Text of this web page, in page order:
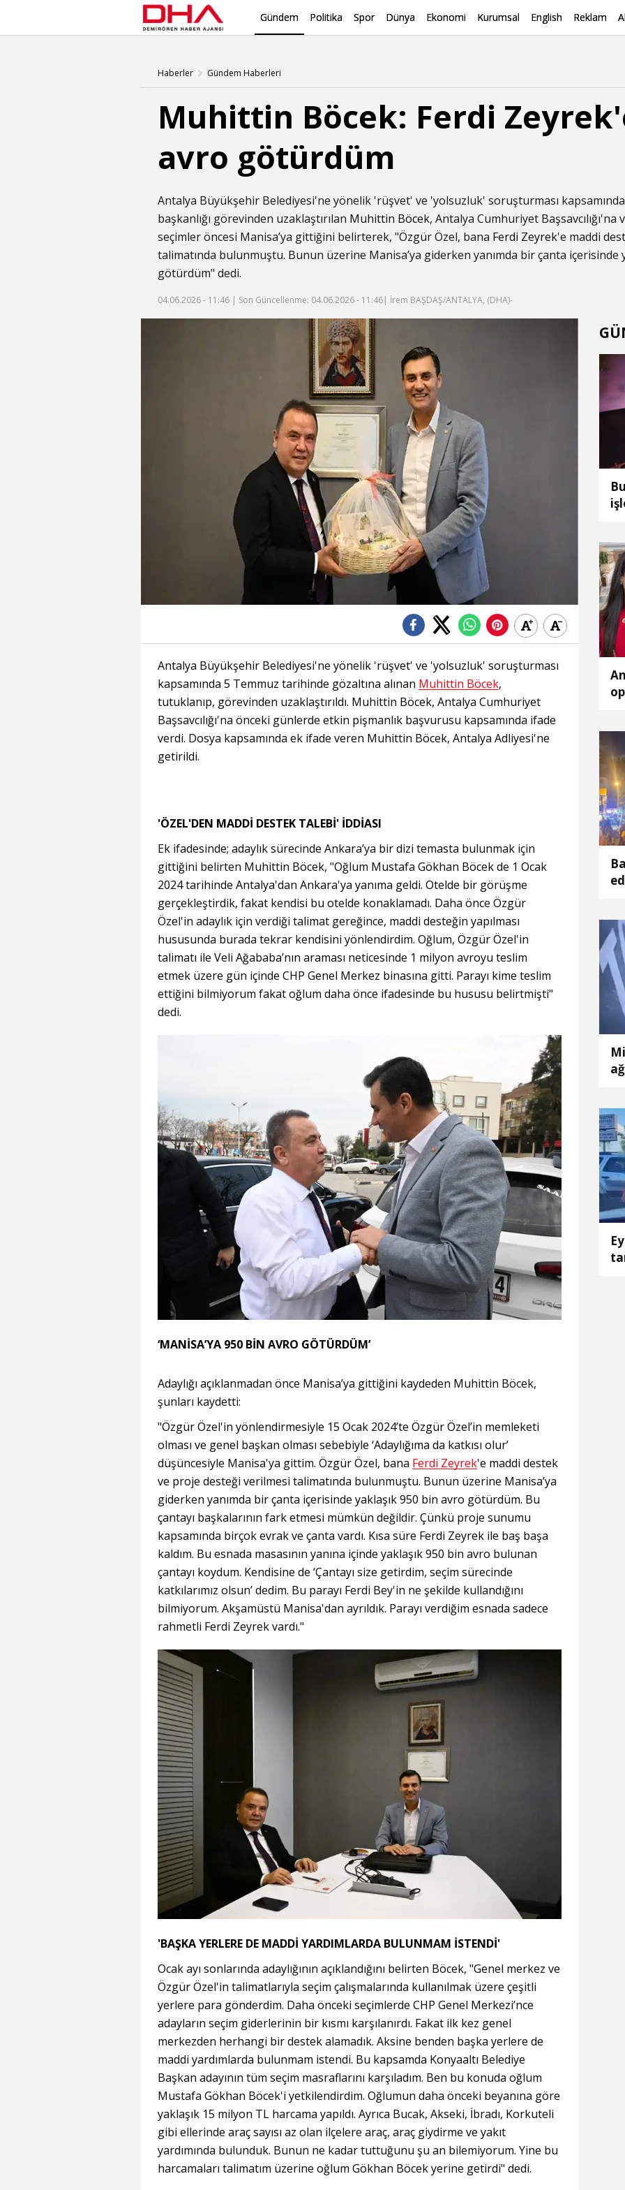
Gündem Politika Spor Dünya Ekonomi Kurumsal English Reklam
Haberler Gündem Haberleri
Muhittin Böcek: Ferdi
avro götürdüm
Antalya Büyükşehir Belediyesi'ne yönelik 'rüşvet' ve 'yolsuzluk' soruşturması
başkanlığı görevinden uzaklaştırılan Muhittin Böcek, Antalya Cumhuriyet
seçimler öncesi Manisa’ya gittiğini belirterek, "Özgür Özel, bana Ferdi Zeyrek'e maddi
talimatında bulunmuştu. Bunun üzerine Manisa’ya giderken yanımda bir çanta içerisinde
götürdüm" dedi.
04.06.2026 - 11:46 | Son Güncellenme: 04.06.2026 - 11:46| İrem BAŞDAŞ/ANTALYA, (DHA)-
Antalya Büyükşehir Belediyesi'ne yönelik 'rüşvet' ve 'yolsuzluk' soruşturması
kapsamında 5 Temmuz tarihinde gözaltına alınan Muhittin Böcek,
tutuklanıp, görevinden uzaklaştırıldı. Muhittin Böcek, Antalya Cumhuriyet
Başsavcılığı'na önceki günlerde etkin pişmanlık başvurusu kapsamında ifade
verdi. Dosya kapsamında ek ifade veren Muhittin Böcek, Antalya Adliyesi'ne
getirildi.
'ÖZEL'DEN MADDİ DESTEK TALEBİ' İDDİASI
Ek ifadesinde; adaylık sürecinde Ankara’ya bir dizi temasta bulunmak için
gittiğini belirten Muhittin Böcek, "Oğlum Mustafa Gökhan Böcek de 1 Ocak
2024 tarihinde Antalya'dan Ankara'ya yanıma geldi. Otelde bir görüşme
gerçekleştirdik, fakat kendisi bu otelde konaklamadı. Daha önce Özgür
Özel'in adaylık için verdiği talimat gereğince, maddi desteğin yapılması
hususunda burada tekrar kendisini yönlendirdim. Oğlum, Özgür Özel'in
talimatı ile Veli Ağababa’nın araması neticesinde 1 milyon avroyu teslim
etmek üzere gün içinde CHP Genel Merkez binasına gitti. Parayı kime teslim
ettiğini bilmiyorum fakat oğlum daha önce ifadesinde bu hususu belirtmişti"
dedi.
‘MANİSA’YA 950 BİN AVRO GÖTÜRDÜM’
Adaylığı açıklanmadan önce Manisa’ya gittiğini kaydeden Muhittin Böcek,
şunları kaydetti:
"Özgür Özel'in yönlendirmesiyle 15 Ocak 2024’te Özgür Özel’in memleketi
olması ve genel başkan olması sebebiyle ‘Adaylığıma da katkısı olur’
düşüncesiyle Manisa'ya gittim. Özgür Özel, bana Ferdi Zeyrek'e maddi destek
ve proje desteği verilmesi talimatında bulunmuştu. Bunun üzerine Manisa’ya
giderken yanımda bir çanta içerisinde yaklaşık 950 bin avro götürdüm. Bu
çantayı başkalarının fark etmesi mümkün değildir. Çünkü proje sunumu
kapsamında birçok evrak ve çanta vardı. Kısa süre Ferdi Zeyrek ile baş başa
kaldım. Bu esnada masasının yanına içinde yaklaşık 950 bin avro bulunan
çantayı koydum. Kendisine de ‘Çantayı size getirdim, seçim sürecinde
katkılarımız olsun’ dedim. Bu parayı Ferdi Bey'in ne şekilde kullandığını
bilmiyorum. Akşamüstü Manisa'dan ayrıldık. Parayı verdiğim esnada sadece
rahmetli Ferdi Zeyrek vardı."
'BAŞKA YERLERE DE MADDİ YARDIMLARDA BULUNMAM İSTENDİ'
Ocak ayı sonlarında adaylığının açıklandığını belirten Böcek, "Genel merkez ve
Özgür Özel'in talimatlarıyla seçim çalışmalarında kullanılmak üzere çeşitli
yerlere para gönderdim. Daha önceki seçimlerde CHP Genel Merkezi’nce
adayların seçim giderlerinin bir kısmı karşılanırdı. Fakat ilk kez genel
merkezden herhangi bir destek alamadık. Aksine benden başka yerlere de
maddi yardımlarda bulunmam istendi. Bu kapsamda Konyaaltı Belediye
Başkan adayının tüm seçim masraflarını karşıladım. Ben bu konuda oğlum
Mustafa Gökhan Böcek'i yetkilendirdim. Oğlumun daha önceki beyanına göre
yaklaşık 15 milyon TL harcama yapıldı. Ayrıca Bucak, Akseki, İbradı, Korkuteli
gibi ellerinde araç sayısı az olan ilçelere araç, araç giydirme ve yakıt
yardımında bulunduk. Bunun ne kadar tuttuğunu şu an bilemiyorum. Yine bu
harcamaları talimatım üzerine oğlum Gökhan Böcek yerine getirdi" dedi.